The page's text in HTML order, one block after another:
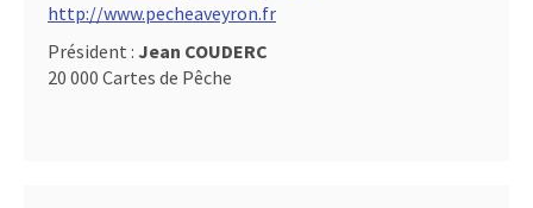
http://www.pecheaveyron.fr
Président : Jean COUDERC
20 000 Cartes de Pêche